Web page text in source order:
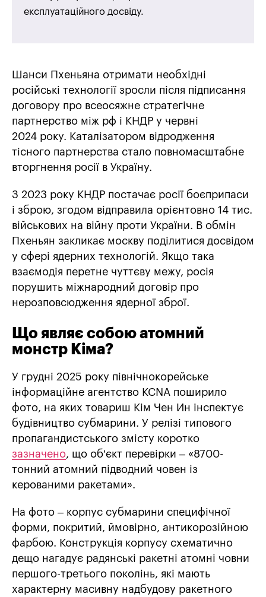
експлуатаційного досвіду.
Шанси Пхеньяна отримати необхідні
російські технології зросли після підписання
договору про всеосяжне стратегічне
партнерство між рф і КНДР у червні
2024 року. Каталізатором відродження
тісного партнерства стало повномасштабне
вторгнення росії в Україну.
З 2023 року КНДР постачає росії боєприпаси
і зброю, згодом відправила орієнтовно 14 тис.
військових на війну проти України. В обмін
Пхеньян закликає москву поділитися досвідом
у сфері ядерних технологій. Якщо така
взаємодія перетне чуттєву межу, росія
порушить міжнародний договір про
нерозповсюдження ядерної зброї.
Що являє собою атомний
монстр Кіма?
У грудні 2025 року північнокорейське
інформаційне агентство KCNA поширило
фото, на яких товариш Кім Чен Ин інспектує
будівництво субмарини. У релізі типового
пропагандистського змісту коротко
зазначено , що об’єкт перевірки – «8700-
тонний атомний підводний човен із
керованими ракетами».
На фото – корпус субмарини специфічної
форми, покритий, ймовірно, антикорозійною
фарбою. Конструкція корпусу схематично
дещо нагадує радянські ракетні атомні човни
першого-третього поколінь, які мають
характерну масивну надбудову ракетного